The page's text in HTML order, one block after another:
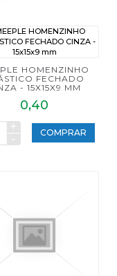
HOMENZINHO
FECHADO
- 15X15X9 MM
0,40
+
-
COMPRAR